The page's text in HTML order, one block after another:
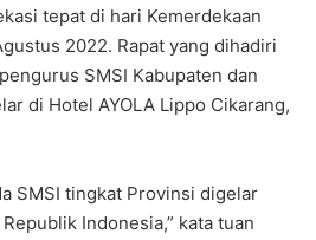
tepat di hari Kemerdekaan
2022. Rapat yang dihadiri
SMSI Kabupaten dan
di Hotel AYOLA Lippo Cikarang,
SMSI tingkat Provinsi digelar
Indonesia,” kata tuan